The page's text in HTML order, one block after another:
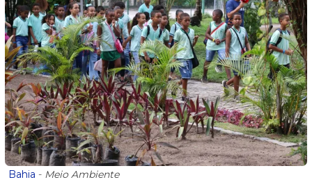
Bahia - Meio Ambiente